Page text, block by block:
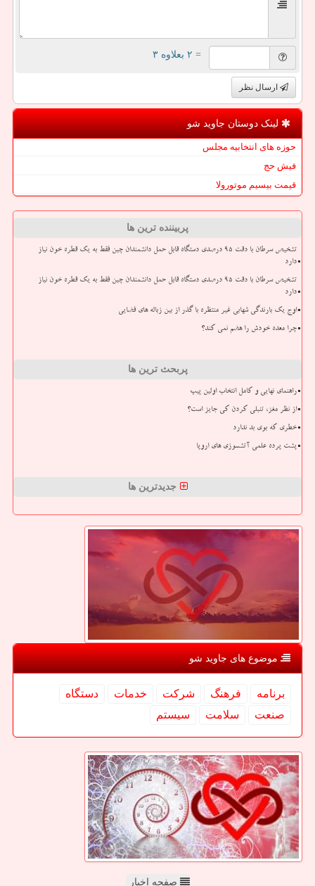
= ۲ بعلاوه ۳
ارسال نظر
لینک دوستان جاوید شو
حوزه های انتخابیه مجلس
فیش حج
قیمت بیسیم موتورولا
پربیننده ترین ها
تشخیص سرطان با دقت ۹۵ درصدی دستگاه قابل حمل دانشمندان چین فقط به یک قطره خون نیاز
دارد
تشخیص سرطان با دقت ۹۵ درصدی دستگاه قابل حمل دانشمندان چین فقط به یک قطره خون نیاز
دارد
اوج یک بارندگی شهابی غیر منتظره با گذر از بین زباله های فضایی
چرا معده خودش را هضم نمی کند؟
پربحث ترین ها
راهنمای نهایی و کامل انتخاب اولین پیپ
از نظر مغز، تنبلی کردن کی جایز است؟
خطری که بوی بد ندارد
پشت پرده علمی آتشسوزی های اروپا
جدیدترین ها
موضوع های جاوید شو
برنامه فرهنگ شركت خدمات
دستگاه
صنعت
سلامت سیستم
صفحه اخبار